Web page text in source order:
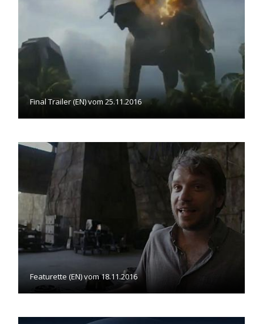
Final Trailer (EN) vom 25.11.2016
Featurette (EN) vom 18.11.2016